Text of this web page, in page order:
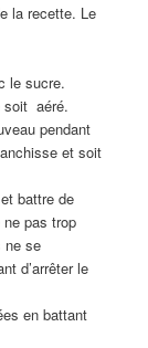
la recette. Le
le sucre.
soit aéré.
pendant
et soit
battre de
pas trop
ne se
d’arrêter le
en battant